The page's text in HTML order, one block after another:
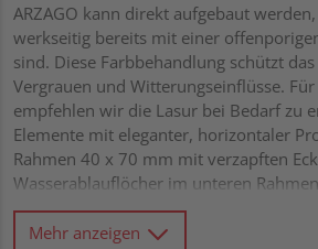
ARZAGO kann direkt aufgebaut
werkseitig bereits mit einer
sind. Diese Farbbehandlung schützt
Vergrauen und Witterungseinflüsse.
empfehlen wir die Lasur bei Bedarf zu
Elemente mit eleganter, horizontaler
Rahmen 40 x 70 mm mit verzapften
Wasserablauflöcher im unteren
21 x 122 mm mit Riffel-Hobelung Gitter
mm und einer Maschenweite von 60 x
Mehr anzeigen